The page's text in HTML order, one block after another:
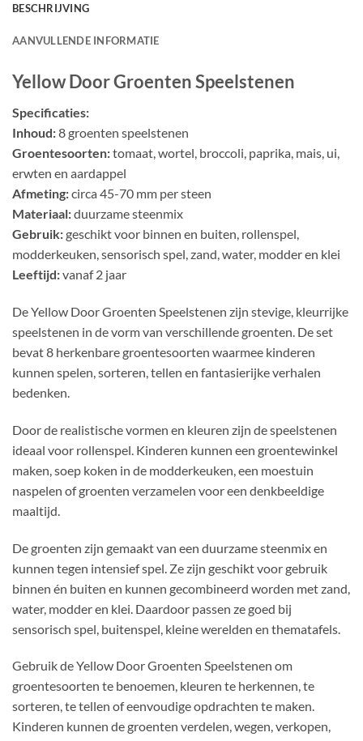
BESCHRIJVING
AANVULLENDE INFORMATIE
Yellow Door Groenten Speelstenen
Specificaties:
Inhoud:8 groenten speelstenen
Groentesoorten:tomaat, wortel, broccoli, paprika, mais, ui,
erwten en aardappel
Afmeting:circa 45-70 mm per steen
Materiaal:duurzame steenmix
Gebruik:geschikt voor binnen en buiten, rollenspel,
modderkeuken, sensorisch spel, zand, water, modder en klei
Leeftijd:vanaf 2 jaar
De Yellow Door Groenten Speelstenen zijn stevige, kleurrijke
speelstenen in de vorm van verschillende groenten. De set
bevat 8 herkenbare groentesoorten waarmee kinderen
kunnen spelen, sorteren, tellen en fantasierijke verhalen
bedenken.
Door de realistische vormen en kleuren zijn de speelstenen
ideaal voor rollenspel. Kinderen kunnen een groentewinkel
maken, soep koken in de modderkeuken, een moestuin
naspelen of groenten verzamelen voor een denkbeeldige
maaltijd.
De groenten zijn gemaakt van een duurzame steenmix en
kunnen tegen intensief spel. Ze zijn geschikt voor gebruik
binnen én buiten en kunnen gecombineerd worden met zand,
water, modder en klei. Daardoor passen ze goed bij
sensorisch spel, buitenspel, kleine werelden en thematafels.
Gebruik de Yellow Door Groenten Speelstenen om
groentesoorten te benoemen, kleuren te herkennen, te
sorteren, te tellen of eenvoudige opdrachten te maken.
Kinderen kunnen de groenten verdelen, wegen, verkopen,